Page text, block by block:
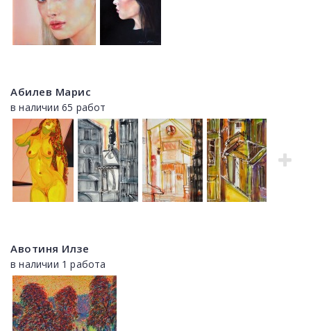
Абилев Марис
в наличии 65 работ
Авотиня Илзе
в наличии 1 работа